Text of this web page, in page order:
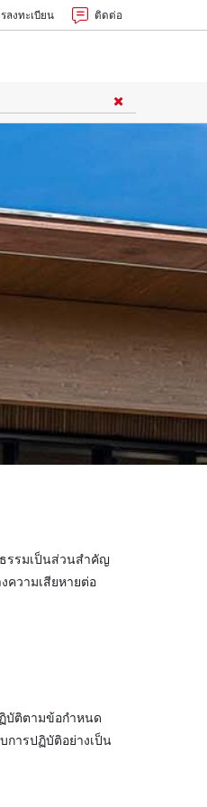
ลงทะเบียน ติดต่อ
รรมเป็นส่วนสำคัญ
ความเสียหายต่อ
บัติตามข้อกำหนด
การปฏิบัติอย่างเป็น